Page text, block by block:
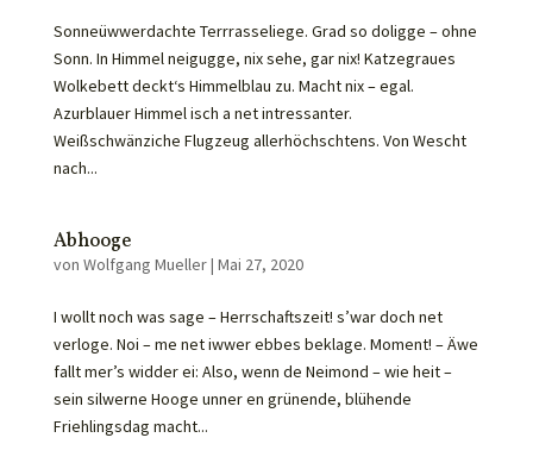
Sonneüwwerdachte Terrrasseliege. Grad so doligge – ohne
Sonn. In Himmel neigugge, nix sehe, gar nix! Katzegraues
Wolkebett deckt‘s Himmelblau zu. Macht nix – egal.
Azurblauer Himmel isch a net intressanter.
Weißschwänziche Flugzeug allerhöchschtens. Von Wescht
nach...
Abhooge
von Wolfgang Mueller| Mai 27, 2020
I wollt noch was sage – Herrschaftszeit! s’war doch net
verloge. Noi – me net iwwer ebbes beklage. Moment! – Äwe
fallt mer’s widder ei: Also, wenn de Neimond – wie heit –
sein silwerne Hooge unner en grünende, blühende
Friehlingsdag macht...